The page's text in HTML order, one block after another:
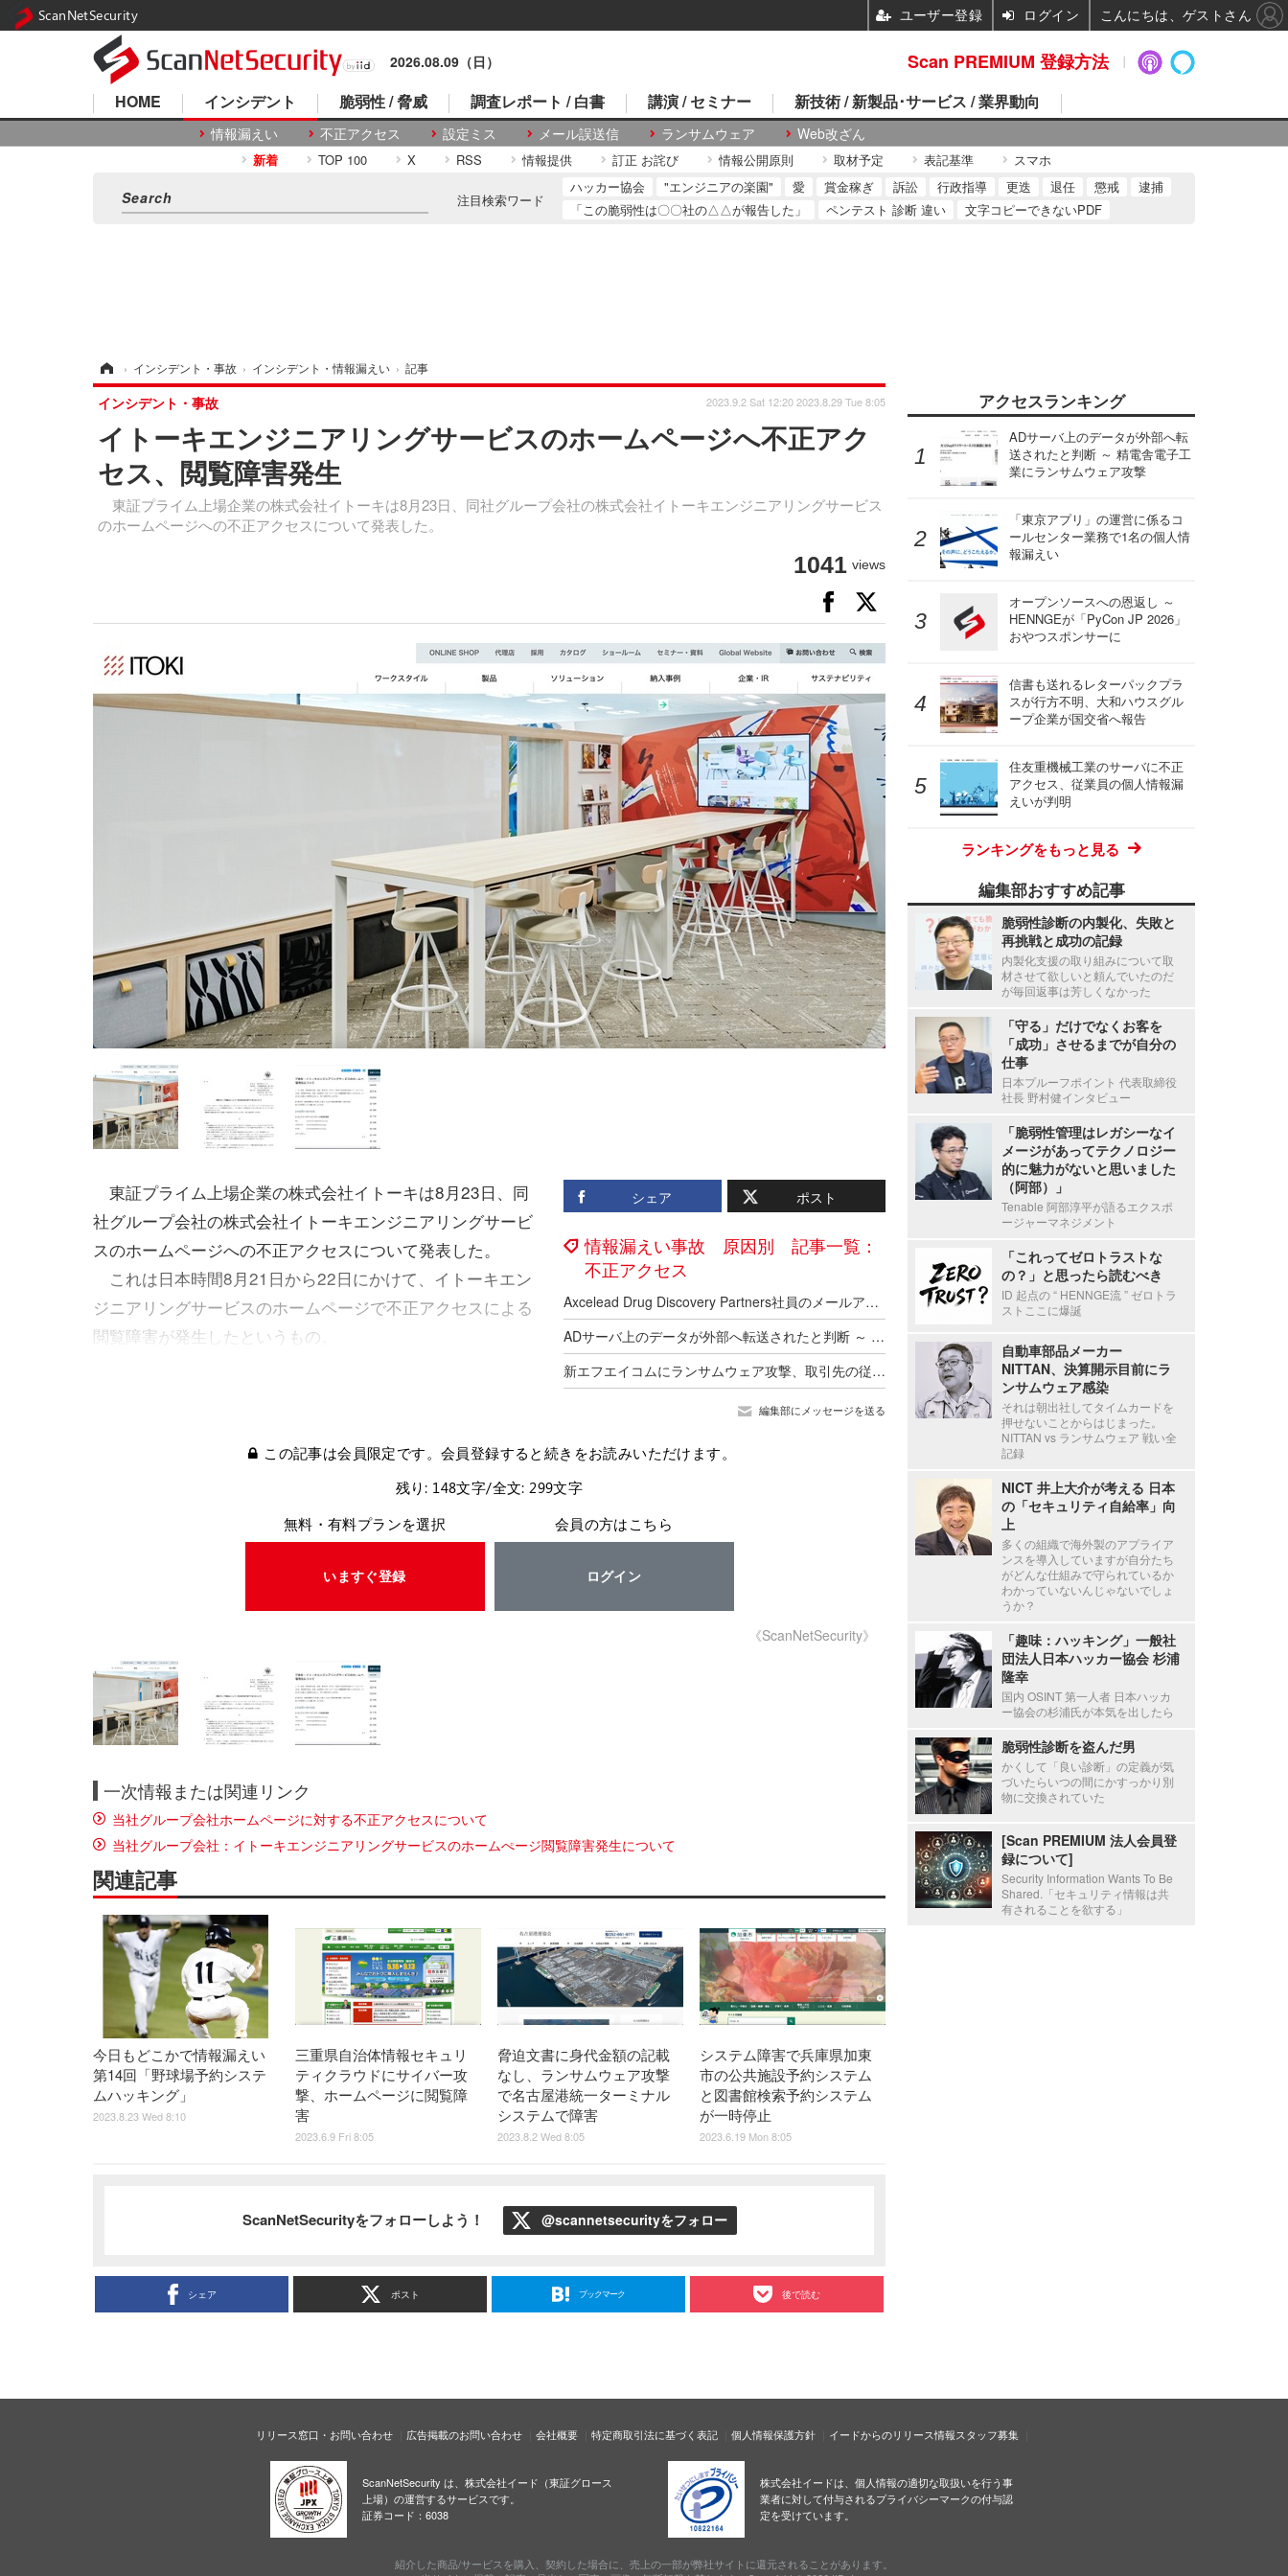
2026.08.09（日）
HOME インシデント
情報漏えい 不正アクセス 設定ミス メール誤送信 ランサムウェア Web改ざん
脆弱性 / 脅威 調査レポート / 白書 講演 / セミナー 新技術 / 新製品･サービス / 業界動向
新着 TOP 100 X RSS 情報提供 訂正 お詫び 情報公開原則 取材予定 表記基準 スマホ
注目検索ワード
ハッカー協会 "エンジニアの楽園" 愛 賞金稼ぎ 訴訟 行政指導 更迭 退任 懲戒
逮捕
「この脆弱性は〇〇社の△△が報告した」
ペンテスト 診断 違い 文字コピーできないPDF
› インシデント・事故 › インシデント・情報漏えい › 記事
イトーキエンジニアリングサービスのホームページへ不正アク
セス、閲覧障害発生
東証プライム上場企業の株式会社イトーキは8月23日、同社グループ会社の株式会社イトーキエンジニアリングサービス
のホームページへの不正アクセスについて発表した。
インシデント・事故 2023.9.2 Sat 12:20 2023.8.29 Tue 8:05
1041 views
シェア ポスト
情報漏えい事故 原因別 記事一覧：
不正アクセス
Axcelead Drug Discovery Partners社員のメールアカウントに不正アクセス、約7,000通のメールで痕跡を確認
ADサーバ上のデータが外部へ転送されたと判断 ～ 精電舎電子工業にランサムウェア攻撃
新エフエイコムにランサムウェア攻撃、取引先の従業員に関する個人情報が漏えいした可能性
編集部にメッセージを送る
東証プライム上場企業の株式会社イトーキは8月23日、同
社グループ会社の株式会社イトーキエンジニアリングサービ
スのホームページへの不正アクセスについて発表した。
これは日本時間8月21日から22日にかけて、イトーキエン
ジニアリングサービスのホームページで不正アクセスによる
閲覧障害が発生したというもの。
この記事は会員限定です。会員登録すると続きをお読みいただけます。
残り: 148文字/全文: 299文字
無料・有料プランを選択
いますぐ登録
会員の方はこちら
ログイン
《ScanNetSecurity》
一次情報または関連リンク
当社グループ会社ホームページに対する不正アクセスについて
当社グループ会社：イトーキエンジニアリングサービスのホームぺージ閲覧障害発生について
関連記事
今日もどこかで情報漏えい
第14回「野球場予約システ
ムハッキング」
2023.8.23 Wed 8:10
三重県自治体情報セキュリ
ティクラウドにサイバー攻
撃、ホームページに閲覧障
害
2023.6.9 Fri 8:05
脅迫文書に身代金額の記載
なし、ランサムウェア攻撃
で名古屋港統一ターミナル
システムで障害
2023.8.2 Wed 8:05
システム障害で兵庫県加東
市の公共施設予約システム
と図書館検索予約システム
が一時停止
2023.6.19 Mon 8:05
ScanNetSecurityをフォローしよう！ @scannetsecurityをフォロー
シェア ポスト ブックマーク 後で読む
アクセスランキング
ADサーバ上のデータが外部へ転
送されたと判断 ～ 精電舎電子工
業にランサムウェア攻撃
「東京アプリ」の運営に係るコ
ールセンター業務で1名の個人情
報漏えい
オープンソースへの恩返し ～
HENNGEが「PyCon JP 2026」
おやつスポンサーに
信書も送れるレターパックプラ
スが行方不明、大和ハウスグル
ープ企業が国交省へ報告
住友重機械工業のサーバに不正
アクセス、従業員の個人情報漏
えいが判明
ランキングをもっと見る
編集部おすすめ記事
脆弱性診断の内製化、失敗と
再挑戦と成功の記録
内製化支援の取り組みについて取
材させて欲しいと頼んでいたのだ
が毎回返事は芳しくなかった
「守る」だけでなくお客を
「成功」させるまでが自分の
仕事
日本プルーフポイント 代表取締役
社長 野村健インタビュー
「脆弱性管理はレガシーなイ
メージがあってテクノロジー
的に魅力がないと思いました
（阿部）」
Tenable 阿部淳平が語るエクスポ
ージャーマネジメント
「これってゼロトラストな
の？」と思ったら読むべき
ID 起点の “ HENNGE流 ” ゼロトラ
ストここに爆誕
自動車部品メーカー
NITTAN、決算開示目前にラ
ンサムウェア感染
それは朝出社してタイムカードを
押せないことからはじまった。
NITTAN vs ランサムウェア 戦い全
記録
NICT 井上大介が考える 日本
の「セキュリティ自給率」向
上
多くの組織で海外製のアプライア
ンスを導入していますが自分たち
がどんな仕組みで守られているか
わかっていないんじゃないでしょ
うか？
「趣味：ハッキング」一般社
団法人日本ハッカー協会 杉浦
隆幸
国内 OSINT 第一人者 日本ハッカ
ー協会の杉浦氏が本気を出したら
脆弱性診断を盗んだ男
かくして「良い診断」の定義が気
づいたらいつの間にかすっかり別
物に交換されていた
[Scan PREMIUM 法人会員登
録について]
Security Information Wants To Be
Shared.「セキュリティ情報は共
有されることを欲する」
リリース窓口・お問い合わせ 広告掲載のお問い合わせ 会社概要 特定商取引法に基づく表記 個人情報保護方針 イードからのリリース情報スタッフ募集
ScanNetSecurity は、株式会社イード（東証グロース
上場）の運営するサービスです。
証券コード：6038
株式会社イードは、個人情報の適切な取扱いを行う事
業者に対して付与されるプライバシーマークの付与認
定を受けています。
紹介した商品/サービスを購入、契約した場合に、売上の一部が弊社サイトに還元されることがあります。
Scan PREMIUM 登録方法
ScanNetSecurity ユーザー登録 ログイン こんにちは、ゲストさん